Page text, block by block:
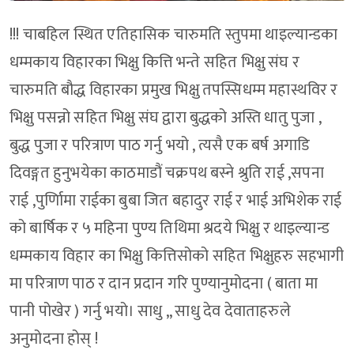
!!! चाबहिल स्थित एतिहासिक चारुमति स्तुपमा थाइल्यान्डका
धम्मकाय विहारका भिक्षु कित्ति भन्ते सहित भिक्षु संघ र
चारुमति बौद्ध विहारका प्रमुख भिक्षु तपस्सिधम्म महास्थविर र
भिक्षु पसन्नो सहित भिक्षु संघ द्वारा बुद्धको अस्ति धातु पुजा ,
बुद्ध पुजा र परित्राण पाठ गर्नु भयो , त्यसै एक बर्ष अगाडि
दिवङ्गत हुनुभयेका काठमाडौं चक्रपथ बस्ने श्रुति राई ,सपना
राई ,पुर्णिामा राईका बुबा जित बहादुर राई र भाई अभिशेक राई
को बार्षिक र ५ महिना पुण्य तिथिमा श्रदये भिक्षु र थाइल्यान्ड
धम्मकाय विहार का भिक्षु कित्तिसोको सहित भिक्षुहरु सहभागी
मा परित्राण पाठ र दान प्रदान गरि पुण्यानुमोदना ( बाता मा
पानी पोखेर ) गर्नु भयो। साधु ,, साधु देव देवाताहरुले
अनुमोदना होस् !